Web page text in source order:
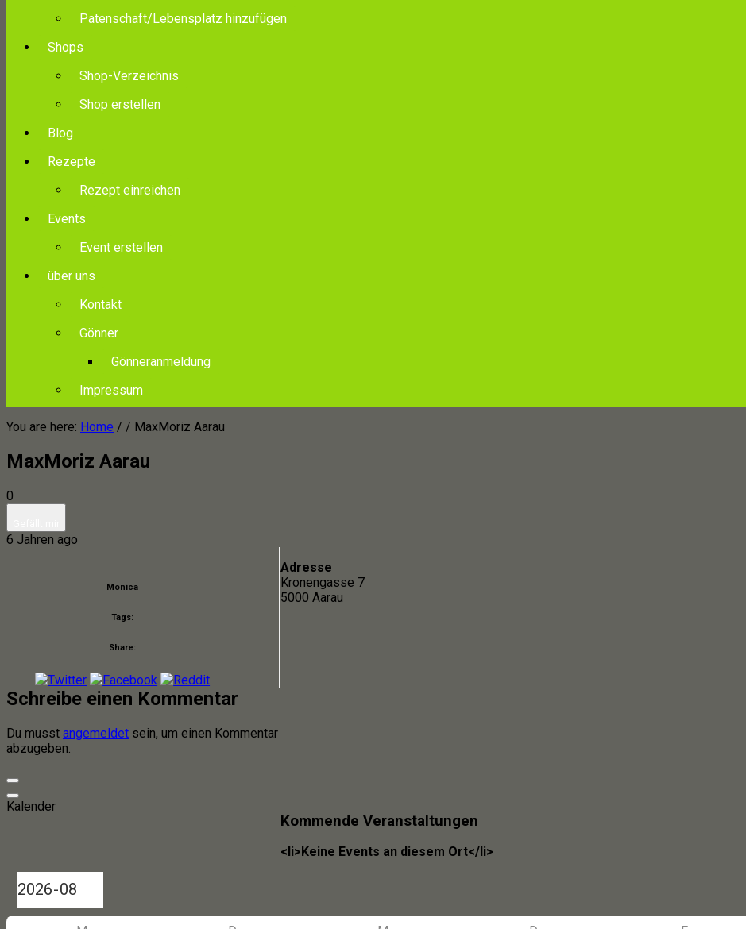
Patenschaft/Lebensplatz hinzufügen
Shops
Shop-Verzeichnis
Shop erstellen
Blog
Rezepte
Rezept einreichen
Events
Event erstellen
über uns
Kontakt
Gönner
Gönneranmeldung
Impressum
You are here: Home / / MaxMoriz Aarau
MaxMoriz Aarau
0
6 Jahren ago
Monica
Tags:
Share:
Adresse
Kronengasse 7
5000 Aarau
Kommende Veranstaltungen
<li>Keine Events an diesem Ort</li>
Schreibe einen Kommentar
Du musst angemeldet sein, um einen Kommentar
abzugeben.
Kalender